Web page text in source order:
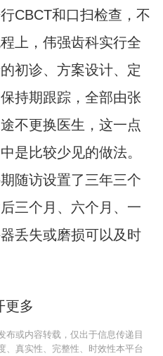
CBCT和口扫检查，不
上，伟强齿科实行全
初诊、方案设计、定
持期跟踪，全部由张
不更换医生，这一点
是比较少见的做法。
随访设置了三年三个
三个月、六个月、一
丢失或磨损可以及时
更多
布或内容转载，仅出于信息传递目
、真实性、完整性、时效性本平台